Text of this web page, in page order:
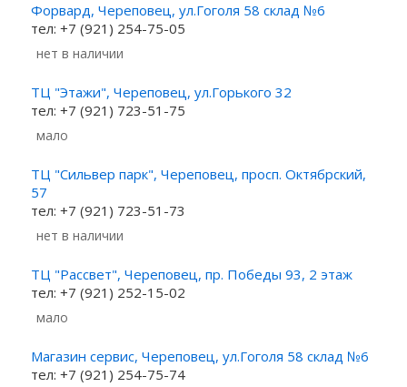
Форвард, Череповец, ул.Гоголя 58 склад №6
тел: +7 (921) 254-75-05
Нет в наличии
ТЦ "Этажи", Череповец, ул.Горького 32
тел: +7 (921) 723-51-75
Мало
ТЦ "Сильвер парк", Череповец, просп. Октябрский,
57
тел: +7 (921) 723-51-73
Нет в наличии
ТЦ "Рассвет", Череповец, пр. Победы 93, 2 этаж
тел: +7 (921) 252-15-02
Мало
Магазин сервис, Череповец, ул.Гоголя 58 склад №6
тел: +7 (921) 254-75-74